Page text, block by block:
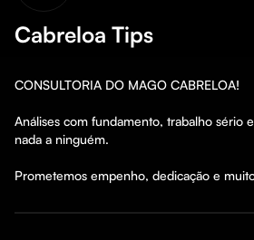
Cabreloa Tips
CONSULTORIA DO MAGO CABRELOA!
Análises com fundamento, trabalho sério
nada a ninguém.
Prometemos empenho, dedicação e